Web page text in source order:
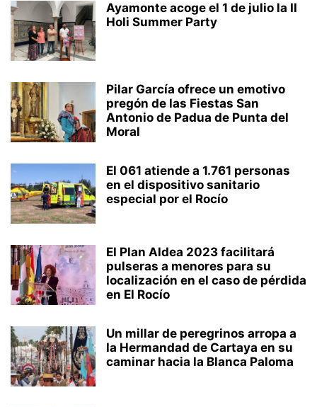
Ayamonte acoge el 1 de julio la II
Holi Summer Party
Pilar García ofrece un emotivo
pregón de las Fiestas San
Antonio de Padua de Punta del
Moral
El 061 atiende a 1.761 personas
en el dispositivo sanitario
especial por el Rocío
El Plan Aldea 2023 facilitará
pulseras a menores para su
localización en el caso de pérdida
en El Rocío
Un millar de peregrinos arropa a
la Hermandad de Cartaya en su
caminar hacia la Blanca Paloma